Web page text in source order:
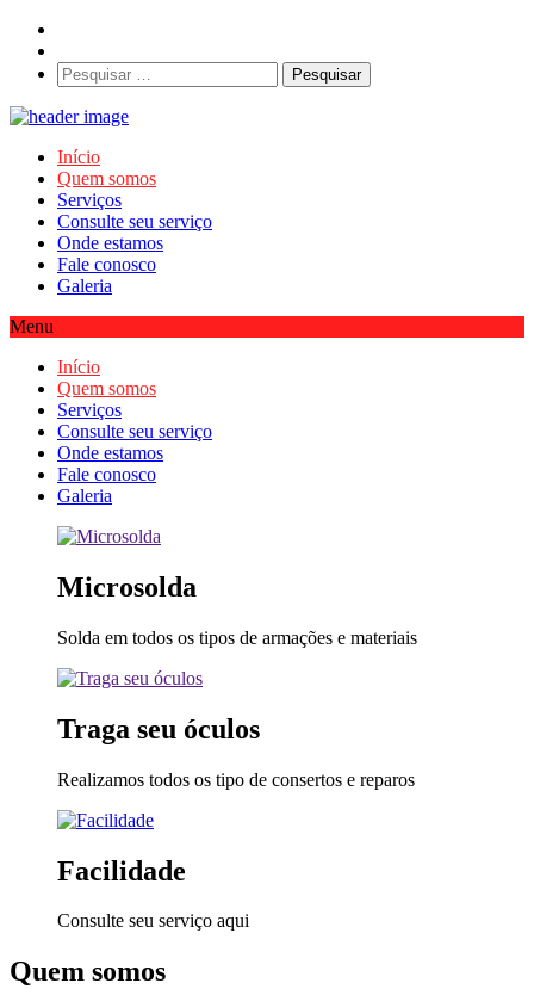
Pesquisar
por:
Início
Quem somos
Serviços
Consulte seu serviço
Onde estamos
Fale conosco
Galeria
Menu
Início
Quem somos
Serviços
Consulte seu serviço
Onde estamos
Fale conosco
Galeria
Microsolda
Solda em todos os tipos de armações e materiais
Traga seu óculos
Realizamos todos os tipo de consertos e reparos
Facilidade
Consulte seu serviço aqui
Quem somos